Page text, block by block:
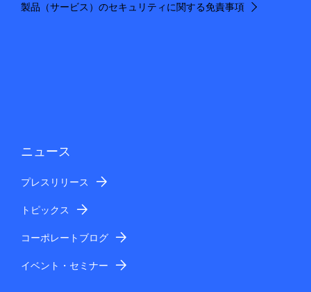
製品（サービス）のセキュリティに関する免責事項
ニュース
プレスリリース
トピックス
コーポレートブログ
イベント・セミナー